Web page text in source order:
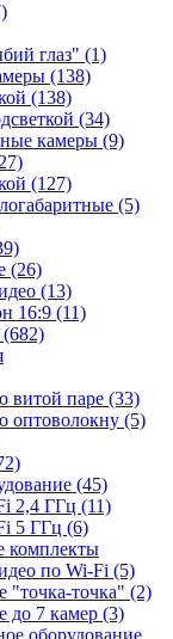
глаз" (1)
(138)
(138)
(34)
камеры (9)
(127)
(5)
(26)
(13)
16:9 (11)
(682)
витой паре (33)
оптоволокну (5)
(45)
2,4 ГГц (11)
5 ГГц (6)
комплекты
по Wi-Fi (5)
"точка-точка" (2)
до 7 камер (3)
оборудование